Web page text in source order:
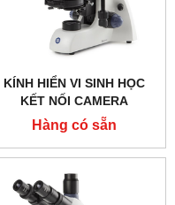
KÍNH HIỂN VI SINH HỌC
KẾT NỐI CAMERA
EUROMEX - BB.1153 ‑
PLPHI
Hàng có sẵn